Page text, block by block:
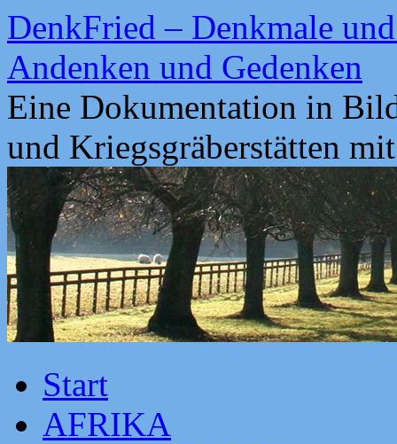
Zum
Inhalt
springen
DenkFried – Denkmale
Andenken und Gedenken
Eine Dokumentation in
und Kriegsgräberstätten
Start
AFRIKA